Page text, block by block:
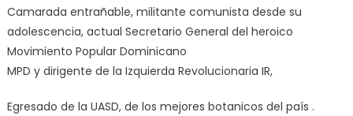
Camarada entrañable, militante comunista desde su
adolescencia, actual Secretario General del heroico
Movimiento Popular Dominicano
MPD y dirigente de la Izquierda Revolucionaria IR,
Egresado de la UASD, de los mejores botanicos del país .